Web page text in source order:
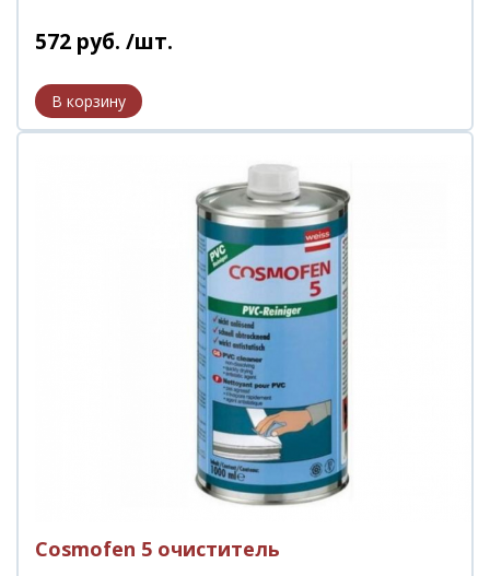
572 руб. /шт.
Сosmofen 5 очиститель